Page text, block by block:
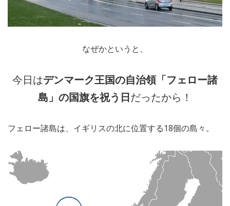
なぜかというと、
今日はデンマーク王国の自治領「フェロー諸
島」の国旗を祝う日だったから！
フェロー諸島は、イギリスの北に位置する18個の島々。